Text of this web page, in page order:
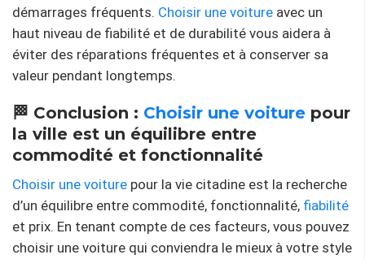
démarrages fréquents. Choisir une voiture avec un
haut niveau de fiabilité et de durabilité vous aidera à
éviter des réparations fréquentes et à conserver sa
valeur pendant longtemps.
🏁 Conclusion : Choisir une voiture pour
la ville est un équilibre entre
commodité et fonctionnalité
Choisir une voiture pour la vie citadine est la recherche
d’un équilibre entre commodité, fonctionnalité, fiabilité
et prix. En tenant compte de ces facteurs, vous pouvez
choisir une voiture qui conviendra le mieux à votre style